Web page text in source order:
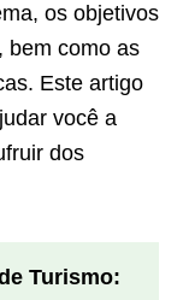
os objetivos
bem como as
Este artigo
você a
dos
Turismo: